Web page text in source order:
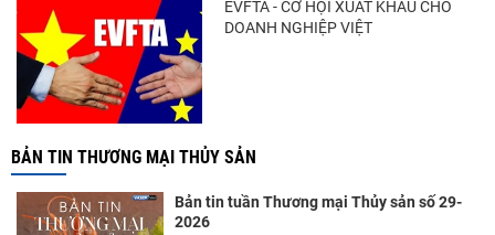
EVFTA - CƠ HỘI XUẤT KHẨU CHO
DOANH NGHIỆP VIỆT
BẢN TIN THƯƠNG MẠI THỦY SẢN
Bản tin tuần Thương mại Thủy sản số 29-
2026